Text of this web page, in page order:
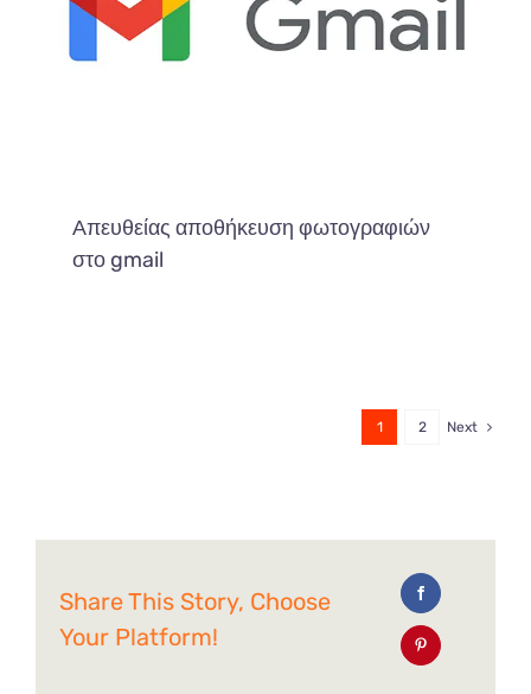
Απευθείας αποθήκευση φωτογραφιών
στο gmail
1 2 Next
Share This Story, Choose
Your Platform!